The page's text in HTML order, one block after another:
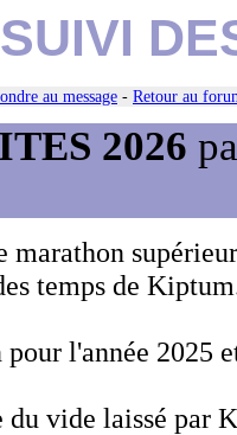
SUIVI
au message - Retour au
2026
temps de
l'année 2025
du vide laissé par